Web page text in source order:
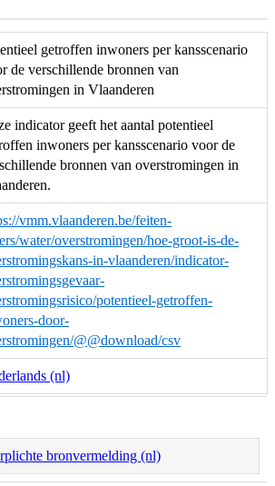
getroffen inwoners per kansscenario
de verschillende bronnen van
in Vlaanderen
indicator geeft het aantal potentieel
inwoners per kansscenario voor de
bronnen van overstromingen in
vmm.vlaanderen.be/feiten-
water/overstromingen/hoe-groot-is-de-
in-vlaanderen/indicator-
potentieel-getroffen-
door-
@@download/csv
(nl)
bronvermelding (nl)